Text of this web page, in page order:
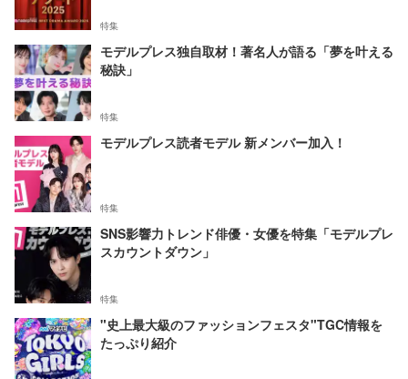
特集
モデルプレス独自取材！著名人が語る「夢を叶える
秘訣」
特集
モデルプレス読者モデル 新メンバー加入！
特集
SNS影響力トレンド俳優・女優を特集「モデルプレ
スカウントダウン」
特集
"史上最大級のファッションフェスタ"TGC情報を
たっぷり紹介